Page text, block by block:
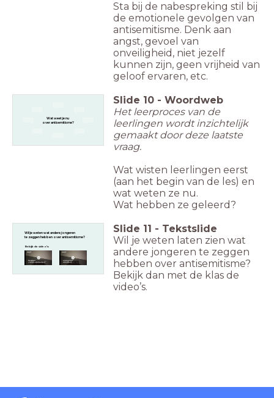
Sta bij de nabespreking stil bij
de emotionele gevolgen van
antisemitisme. Denk aan
angst, gevoel van
onveiligheid, niet jezelf
kunnen zijn, geen vrijheid van
geloof ervaren, etc.
Wat weet je nu
over antisemitisme?
Slide 10 - Woordweb
Het leerproces van de
leerlingen wordt inzichtelijk
gemaakt door deze laatste
vraag.
Wat wisten leerlingen eerst
(aan het begin van de les) en
wat weten ze nu.
Wat hebben ze geleerd?
Wil je weten wat andere jongeren
te zeggen hebben over antisemitisme?
Bekijk de video's:
Slide 11 - Tekstslide
Wil je weten laten zien wat
andere jongeren te zeggen
hebben over antisemitisme?
Bekijk dan met de klas de
video’s.